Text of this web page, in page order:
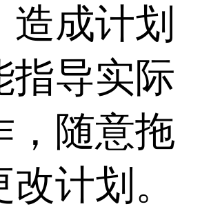
造成计划
指导实际
，随意拖
计划。